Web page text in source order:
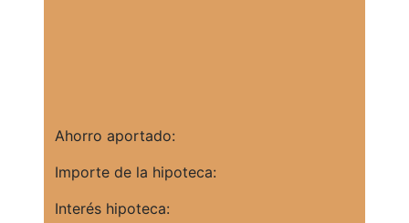
Ahorro aportado:
Importe de la hipoteca:
Interés hipoteca: